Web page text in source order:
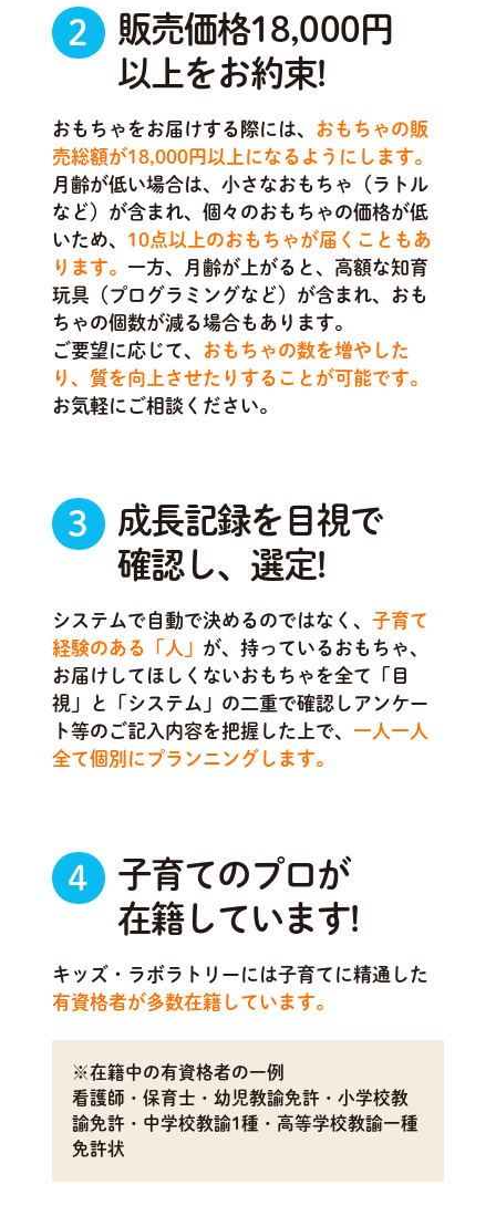
2
販売価格18,000円
以上をお約束!
おもちゃをお届けする際には、 おもちゃの販
売総額が18,000円以上になるようにします。
月齢が低い場合は、小さなおもちゃ（ラトル
など）が含まれ、個々のおもちゃの価格が低
いため、 10点以上のおもちゃが届くこともあ
ります。 一方、月齢が上がると、高額な知育
玩具（プログラミングなど）が含まれ、おも
ちゃの個数が減る場合もあります。
ご要望に応じて、 おもちゃの数を増やした
り、質を向上させたりすることが可能です。
お気軽にご相談ください。
3
成長記録を目視で
確認し、選定!
システムで自動で決めるのではなく、子育て
経験のある「人」 が、持っているおもちゃ、
お届けしてほしくないおもちゃを全て「目
視」と「システム」の二重で確認しアンケー
ト等のご記入内容を把握した上で、 一人一人
全て個別にプランニングします。
4
子育てのプロが
在籍しています!
キッズ・ラボラトリーには子育てに精通した
有資格者が多数在籍しています。
※在籍中の有資格者の一例
看護師・保育士・幼児教諭免許・小学校教
諭免許・中学校教諭1種・高等学校教諭一種
免許状